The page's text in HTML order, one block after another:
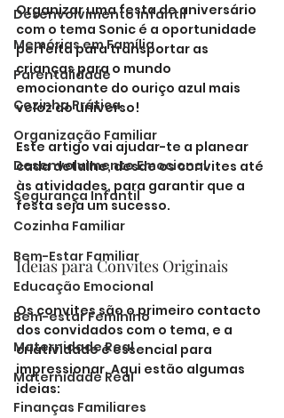
Desenvolvimento Infantil
Memórias em Família
Parentalidade
Cozinha Prática
Organização Familiar
Desenvolvimento Emocional
Segurança Infantil
Cozinha Familiar
Bem-Estar Familiar
Educação Emocional
Bem-estar Feminino
Maternidade Real
Maternidade Real
Finanças Familiares
Organizar uma festa de aniversário
com o tema Sonic é a oportunidade
perfeita para transportar as
crianças para o mundo
emocionante do ouriço azul mais
veloz do universo!
Este artigo vai ajudar-te a planear
cada detalhe, desde os convites até
às atividades, para garantir que a
festa seja um sucesso.
Ideias para Convites Originais
Os convites são o primeiro contacto
dos convidados com o tema, e a
criatividade é essencial para
impressionar. Aqui estão algumas
ideias: